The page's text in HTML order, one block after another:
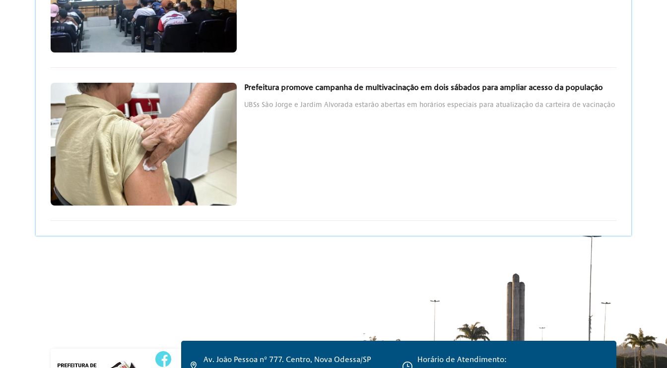
Prefeitura promove campanha de multivacinação em dois sábados para ampliar acesso da população
UBSs São Jorge e Jardim Alvorada estarão abertas em horários especiais para atualização da carteira de vacinação
Av. João Pessoa nº 777. Centro, Nova Odessa/SP Horário de Atendimento: